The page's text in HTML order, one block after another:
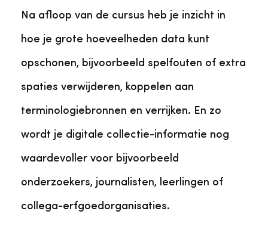
Na afloop van de cursus heb je inzicht in
hoe je grote hoeveelheden data kunt
opschonen, bijvoorbeeld spelfouten of extra
spaties verwijderen, koppelen aan
terminologiebronnen en verrijken. En zo
wordt je digitale collectie-informatie nog
waardevoller voor bijvoorbeeld
onderzoekers, journalisten, leerlingen of
collega-erfgoedorganisaties.